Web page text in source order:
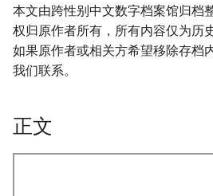
本文由跨性别中文数字档案馆归档
权归原作者所有，所有内容仅为历
如果原作者或相关方希望移除存档
我们联系。
正文